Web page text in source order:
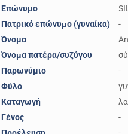
Επώνυμο
Πατρικό επώνυμο (γυναίκα)
-
Όνομα
Όνομα πατέρα/συζύγου
Παρωνύμιο
-
Φύλο
Καταγωγή
Γένος
-